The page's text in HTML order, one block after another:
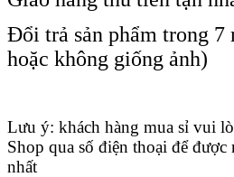
Đổi trả sản phẩm trong 7
hoặc không giống ảnh)
Lưu ý: khách hàng mua sỉ vui
Shop qua số điện thoại để
nhất